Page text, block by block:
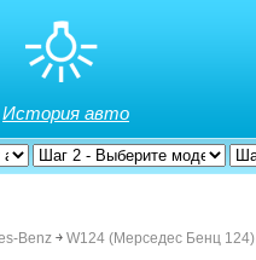
История авто
Benz ￫ W124 (Мерседес Бенц 124)